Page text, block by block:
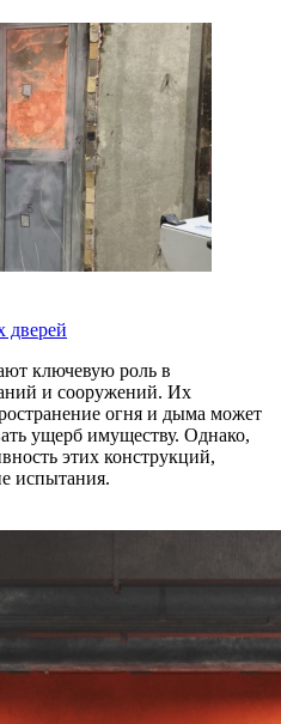
дверей
ключевую роль в
и сооружений. Их
огня и дыма может
ущерб имуществу. Однако,
этих конструкций,
испытания.